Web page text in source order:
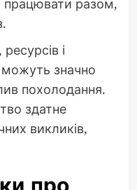
працювати разом,
і
можуть значно
похолодання.
здатне
викликів,